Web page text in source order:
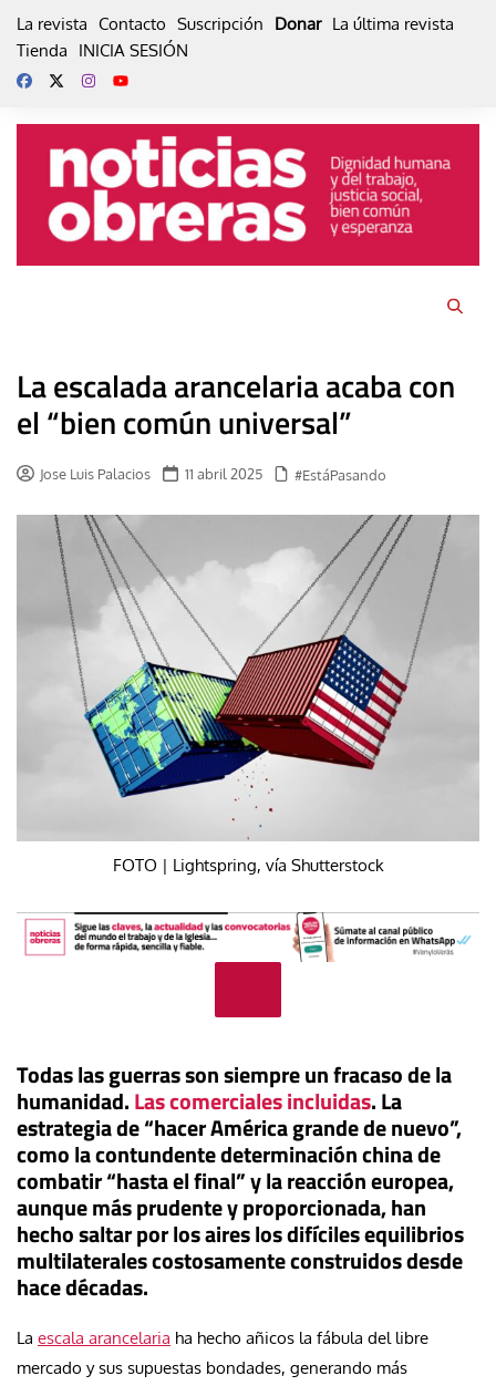
La revista Contacto Suscripción Donar La última revista
Tienda
INICIA SESIÓN
La escalada arancelaria acaba con
el “bien común universal”
Jose Luis Palacios 11 abril 2025 #EstáPasando
FOTO | Lightspring, vía Shutterstock
Todas las guerras son siempre un fracaso de la
humanidad.Las comerciales incluidas. La
estrategia de “hacer América grande de nuevo”,
como la contundente determinación china de
combatir “hasta el final” y la reacción europea,
aunque más prudente y proporcionada, han
hecho saltar por los aires los difíciles equilibrios
multilaterales costosamente construidos desde
hace décadas.
La escala arancelaria ha hecho añicos la fábula del libre
mercado y sus supuestas bondades, generando más